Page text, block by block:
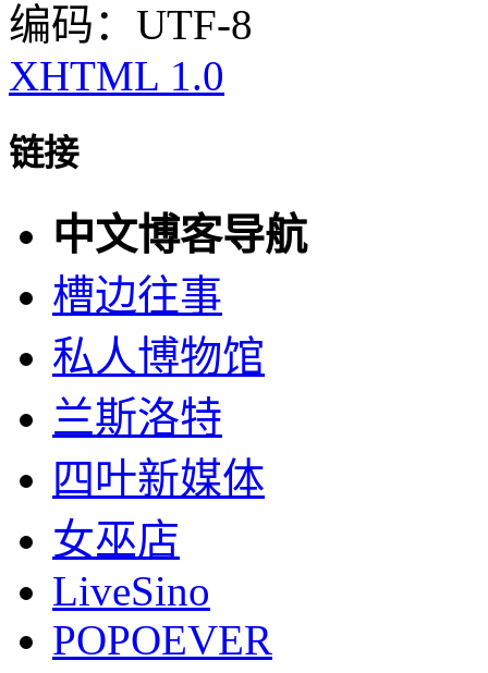
编码：UTF-8
XHTML 1.0
链接
中文博客导航
槽边往事
私人博物馆
兰斯洛特
四叶新媒体
女巫店
LiveSino
POPOEVER